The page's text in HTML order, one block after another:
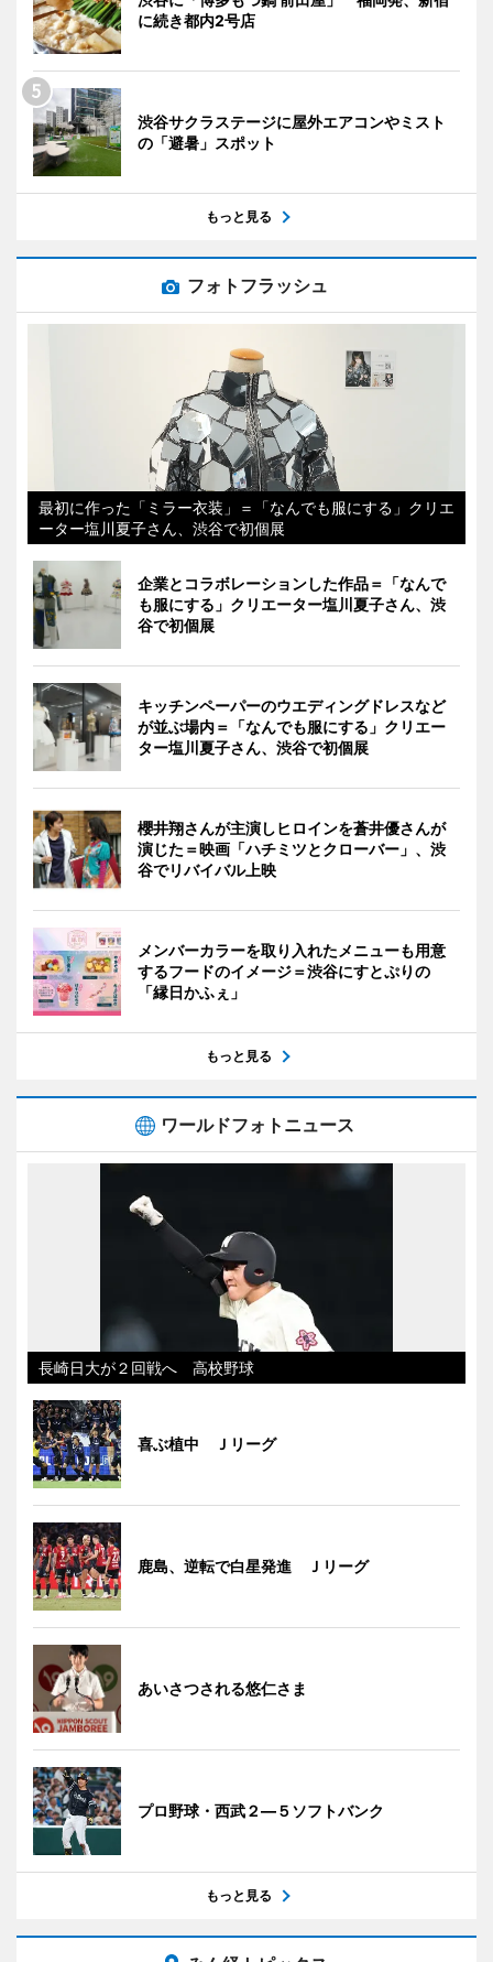
に続き都内2号店
渋谷サクラステージに屋外エアコンやミスト
の「避暑」スポット
もっと見る
フォトフラッシュ
最初に作った「ミラー衣装」＝「なんでも服にする」クリエ
ーター塩川夏子さん、渋谷で初個展
企業とコラボレーションした作品＝「なんで
も服にする」クリエーター塩川夏子さん、渋
谷で初個展
キッチンペーパーのウエディングドレスなど
が並ぶ場内＝「なんでも服にする」クリエー
ター塩川夏子さん、渋谷で初個展
櫻井翔さんが主演しヒロインを蒼井優さんが
演じた＝映画「ハチミツとクローバー」、渋
谷でリバイバル上映
メンバーカラーを取り入れたメニューも用意
するフードのイメージ＝渋谷にすとぷりの
「縁日かふぇ」
もっと見る
ワールドフォトニュース
長崎日大が２回戦へ 高校野球
喜ぶ植中 Ｊリーグ
鹿島、逆転で白星発進 Ｊリーグ
あいさつされる悠仁さま
プロ野球・西武２―５ソフトバンク
もっと見る